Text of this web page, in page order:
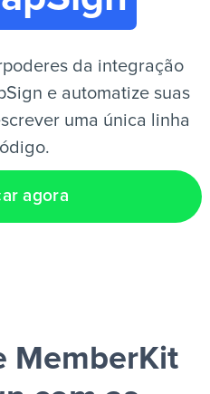
da integração
e automatize suas
uma única linha
agora
MemberKit